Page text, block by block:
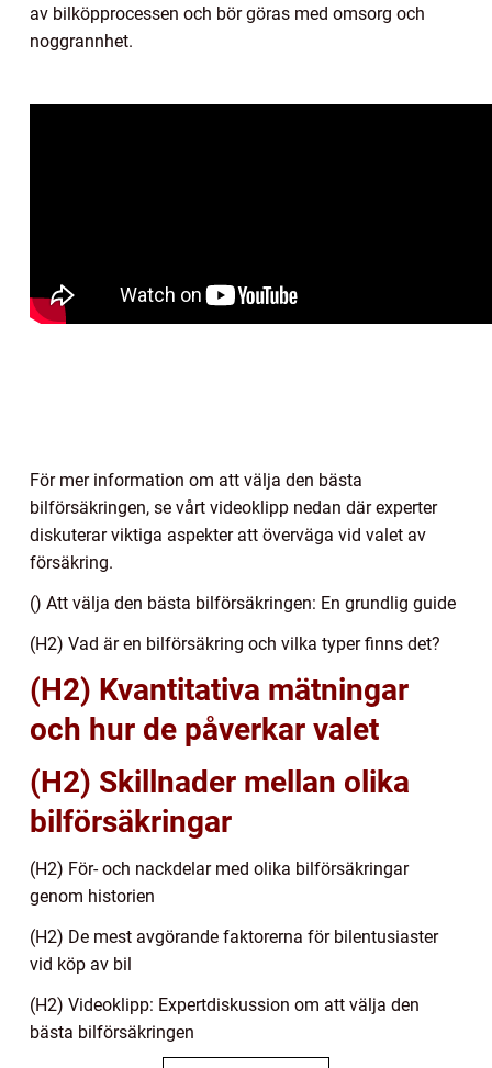
av bilköpprocessen och bör göras med omsorg och
noggrannhet.
För mer information om att välja den bästa
bilförsäkringen, se vårt videoklipp nedan där experter
diskuterar viktiga aspekter att överväga vid valet av
försäkring.
() Att välja den bästa bilförsäkringen: En grundlig guide
(H2) Vad är en bilförsäkring och vilka typer finns det?
(H2) Kvantitativa mätningar
och hur de påverkar valet
(H2) Skillnader mellan olika
bilförsäkringar
(H2) För- och nackdelar med olika bilförsäkringar
genom historien
(H2) De mest avgörande faktorerna för bilentusiaster
vid köp av bil
(H2) Videoklipp: Expertdiskussion om att välja den
bästa bilförsäkringen